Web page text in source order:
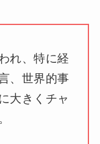
れ、特に経
、世界的事
大きくチャ